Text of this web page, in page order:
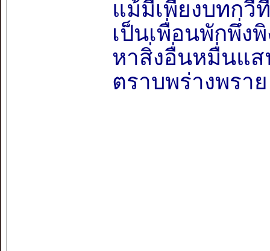
แม้มีเพียงบทกวี
เป็นเพื่อนพักพึ่ง
หาสิ่งอื่นหมื่นแ
ตราบพร่างพรา